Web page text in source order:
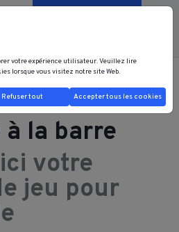
à la barre
la barre
votre
jeu pour
votre expérience utilisateur. Veuillez lire
lorsque vous visitez notre site Web.
Refuser tout Accepter tous les cookies